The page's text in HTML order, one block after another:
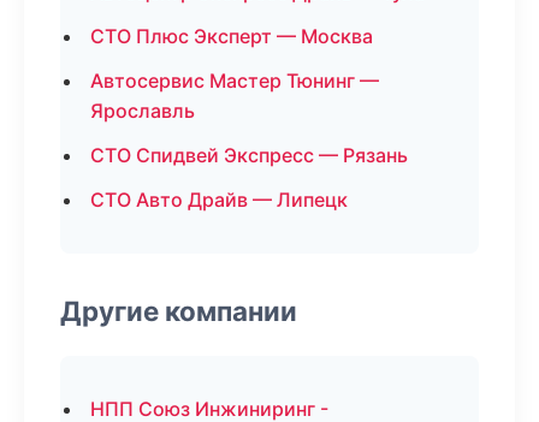
СТО Плюс Эксперт — Москва
Автосервис Мастер Тюнинг —
Ярославль
СТО Спидвей Экспресс — Рязань
СТО Авто Драйв — Липецк
Другие компании
НПП Союз Инжиниринг -